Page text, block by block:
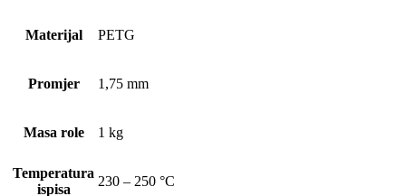
Materijal PETG
Promjer 1,75 mm
Masa role 1 kg
Temperatura
ispisa
230 – 250 °C